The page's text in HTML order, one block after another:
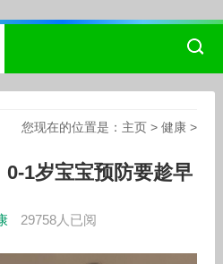
您现在的位置是： 主页 >健康 >
0-1岁宝宝预防要趁早
29758人已阅